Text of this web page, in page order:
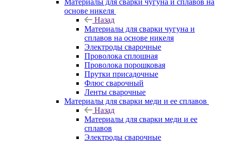
Материалы для сварки чугуна и сплавов на
основе никеля
Назад
Материалы для сварки чугуна и
сплавов на основе никеля
Электроды сварочные
Проволока сплошная
Проволока порошковая
Прутки присадочные
Флюс сварочный
Ленты сварочные
Материалы для сварки меди и ее сплавов
Назад
Материалы для сварки меди и ее
сплавов
Электроды сварочные